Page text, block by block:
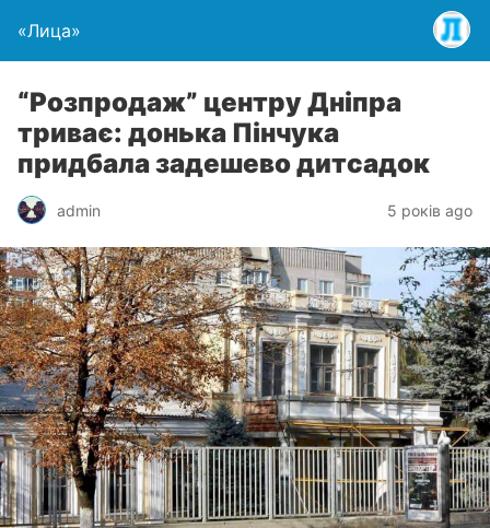
«Лица»
“Розпродаж” центру Дніпра
триває: донька Пінчука
придбала задешево дитсадок
admin 5 років ago